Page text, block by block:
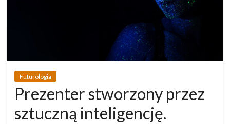
Futurologia
Prezenter stworzony przez
sztuczną inteligencję.